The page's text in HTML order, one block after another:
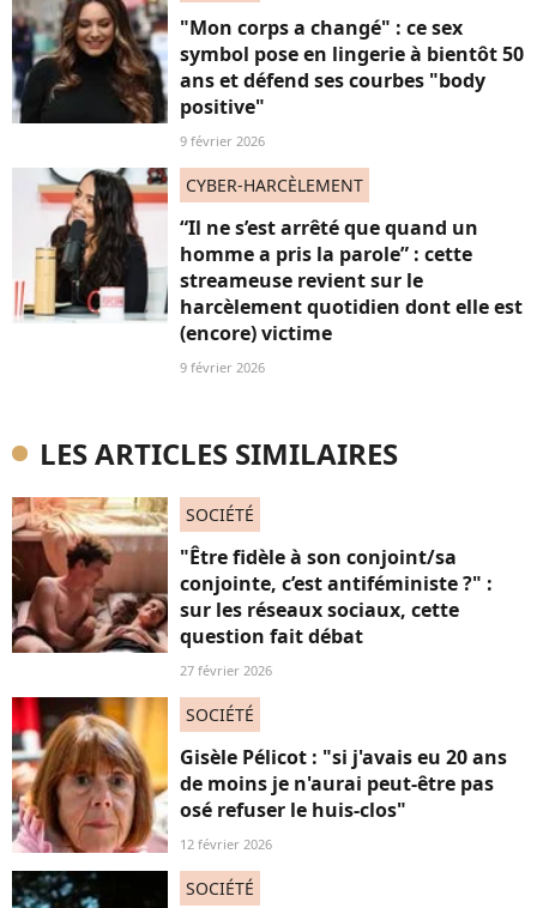
"Mon corps a changé" : ce sex
symbol pose en lingerie à bientôt 50
ans et défend ses courbes "body
positive"
9 février 2026
CYBER-HARCÈLEMENT
“Il ne s’est arrêté que quand un
homme a pris la parole” : cette
streameuse revient sur le
harcèlement quotidien dont elle est
(encore) victime
9 février 2026
LES ARTICLES SIMILAIRES
SOCIÉTÉ
"Être fidèle à son conjoint/sa
conjointe, c’est antiféministe ?" :
sur les réseaux sociaux, cette
question fait débat
27 février 2026
SOCIÉTÉ
Gisèle Pélicot : "si j'avais eu 20 ans
de moins je n'aurai peut-être pas
osé refuser le huis-clos"
12 février 2026
SOCIÉTÉ